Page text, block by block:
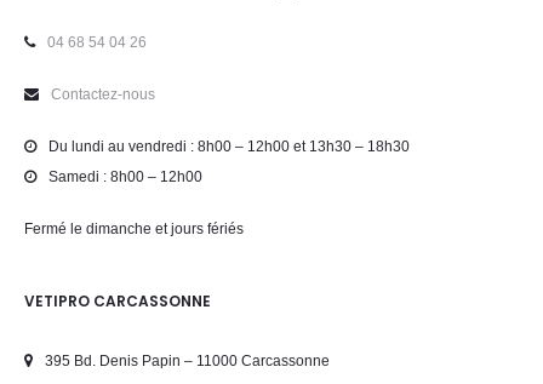
04 68 54 04 26
Contactez-nous
Du lundi au vendredi : 8h00 – 12h00 et 13h30 – 18h30
Samedi : 8h00 – 12h00
Fermé le dimanche et jours fériés
VETIPRO CARCASSONNE
395 Bd. Denis Papin – 11000 Carcassonne